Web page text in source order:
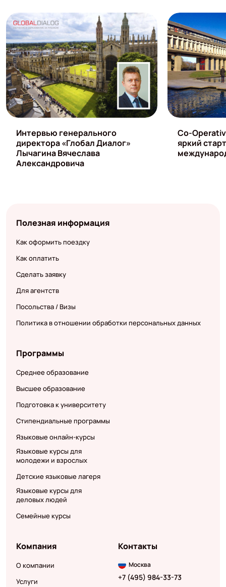
Интервью генерального
директора «Глобал Диалог»
Лычагина Вячеслава
Александровича
Co-
яркий
Полезная информация
Как оформить поездку
Как оплатить
Сделать заявку
Для агентств
Посольства / Визы
Политика в отношении обработки персональных данных
Программы
Среднее образование
Высшее образование
Подготовка к университету
Стипендиальные программы
Языковые онлайн-курсы
Языковые курсы для
молодежи и взрослых
Детские языковые лагеря
Языковые курсы для
деловых людей
Семейные курсы
Компания
О компании
Услуги
Контакты
Москва
+7 (495) 984-33-73